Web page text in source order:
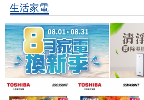
生活家電